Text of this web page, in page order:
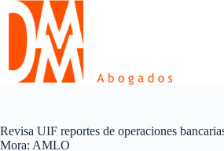
Skip
content
Revisa UIF reportes de operaciones
Mora: AMLO